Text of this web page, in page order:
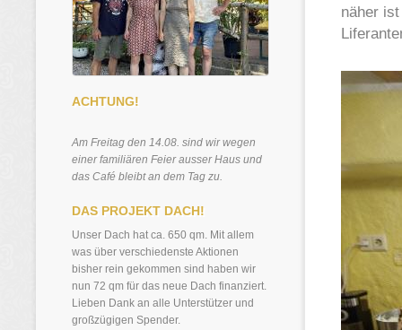
ACHTUNG!
Am Freitag den 14.08. sind wir wegen
einer familiären Feier ausser Haus und
das Café bleibt an dem Tag zu.
DAS PROJEKT DACH!
Unser Dach hat ca. 650 qm. Mit allem
was über verschiedenste Aktionen
bisher rein gekommen sind haben wir
nun 72 qm für das neue Dach finanziert.
Lieben Dank an alle Unterstützer und
großzügigen Spender.
näher